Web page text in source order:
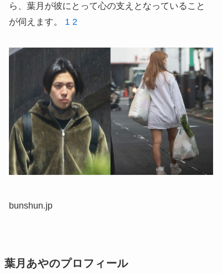
ら、葉月が彼にとって心の支えとなっていること
が伺えます。 1 2
bunshun.jp
葉月あやのプロフィール